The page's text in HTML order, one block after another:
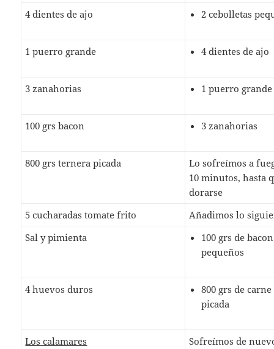
4 dientes de ajo 2 cebolletas
1 puerro grande 4 dientes de ajo
3 zanahorias 1 puerro grande
100 grs bacon 3 zanahorias
800 grs ternera picada
Lo sofreímos a
10 minutos, hasta
dorarse
5 cucharadas tomate frito
Añadimos lo
Sal y pimienta
100 grs de
pequeños
4 huevos duros
800 grs de
picada
Los calamares
Sofreímos de